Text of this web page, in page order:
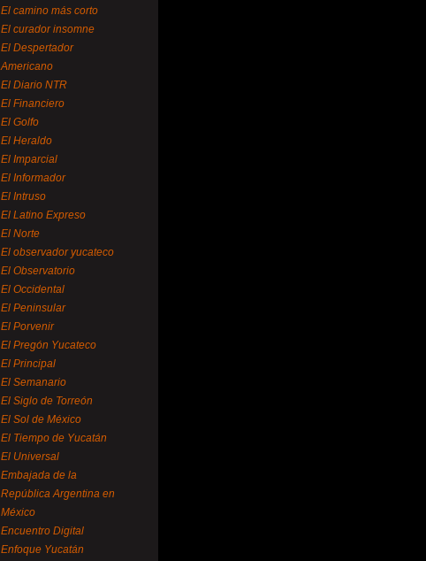
El camino más corto
El curador insomne
El Despertador
Americano
El Diario NTR
El Financiero
El Golfo
El Heraldo
El Imparcial
El Informador
El Intruso
El Latino Expreso
El Norte
El observador yucateco
El Observatorio
El Occidental
El Peninsular
El Porvenir
El Pregón Yucateco
El Principal
El Semanario
El Siglo de Torreón
El Sol de México
El Tiempo de Yucatán
El Universal
Embajada de la
República Argentina en
México
Encuentro Digital
Enfoque Yucatán